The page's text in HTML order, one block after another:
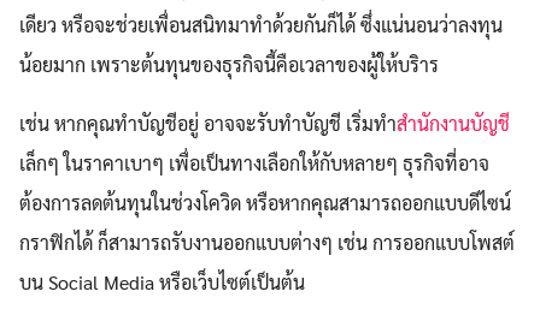
เดียว หรือจะช่วยเพื่อนสนิทมาทำด้วยกันก็ได้ ซึ่งแน่นอนว่าลงทุน
น้อยมาก เพราะต้นทุนของธุรกิจนี้คือเวลาของผู้ให้บริาร
เช่น หากคุณทำบัญชีอยู่ อาจจะรับทำบัญชี เริ่มทำสำนักงานบัญชี
เล็กๆ ในราคาเบาๆ เพื่อเป็นทางเลือกให้กับหลายๆ ธุรกิจที่อาจ
ต้องการลดต้นทุนในช่วงโควิด หรือหากคุณสามารถออกแบบดีไซน์
กราฟิกได้ ก็สามารถรับงานออกแบบต่างๆ เช่น การออกแบบโพสต์
บน Social Media หรือเว็บไซต์เป็นต้น